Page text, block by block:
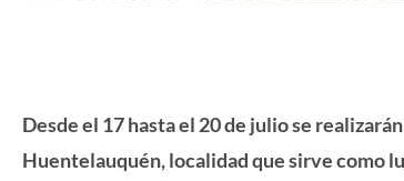
Desde el 17 hasta el 20 de julio se
Huentelauquén, localidad que sirve como